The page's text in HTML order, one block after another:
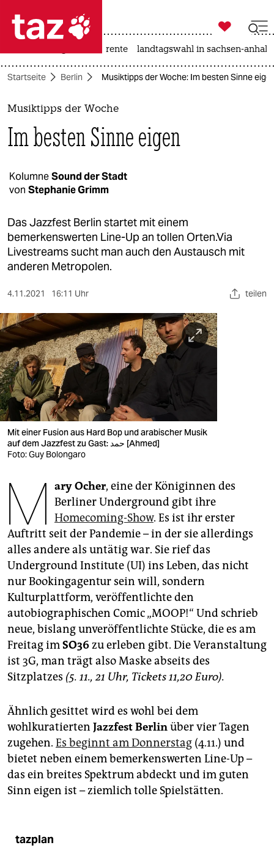
 taz zahl ich
taz zahl ich
themen
politik
gesellschaft
kultur
sport
berlin
nord
wahrheit
verlag
verlag
veranstaltungen
shop
fragen & hilfe
unterstützen
abo
genossenschaft
epaper login

taz zahl ich
rente landtagswahl in sachsen-anhalt
Startseite Berlin Musiktipps der Woche: Im besten Sinne
Musiktipps der Woche
Im besten Sinne eigen
KolumneSound der Stadt
von Stephanie Grimm
Das Jazzfest Berlin startet mit einem
bemerkenswerten Line-Up an tollen Orten.Via
Livestreams sucht man auch den Austausch mit
anderen Metropolen.
4.11.2021 16:11 Uhr teilen
Mit einer Fusion aus Hard Bop und arabischer Musik
auf dem Jazzfest zu Gast: حمد [Ahmed]
Foto: Guy Bolongaro
M ary Ocher, eine der Königinnen des
Berliner Underground gibt ihre
Homecoming-Show. Es ist ihr erster
Auftritt seit der Pandemie – in der sie allerdings
alles andere als untätig war. Sie rief das
Underground Institute (UI) ins Leben, das nicht
nur Bookingagentur sein will, sondern
Kulturplattform, veröffentlichte den
autobiographischen Comic „MOOP!“ Und schrieb
neue, bislang unveröffentlichte Stücke, die es am
Freitag imSO36zu erleben gibt. Die Veranstaltung
ist 3G, man trägt also Maske abseits des
Sitzplatzes (5. 11., 21 Uhr, Tickets 11,20 Euro).
Ähnlich gesittet wird es wohl bei dem
wohlkuratierten Jazzfest Berlinüber vier Tagen
zugehen. Es beginnt am Donnerstag (4.11.) und
bietet neben einem bemerkenswerten Line-Up –
das ein breites Spektrum abdeckt und im guten
Sinn eigen ist – ziemlich tolle Spielstätten.
tazplan